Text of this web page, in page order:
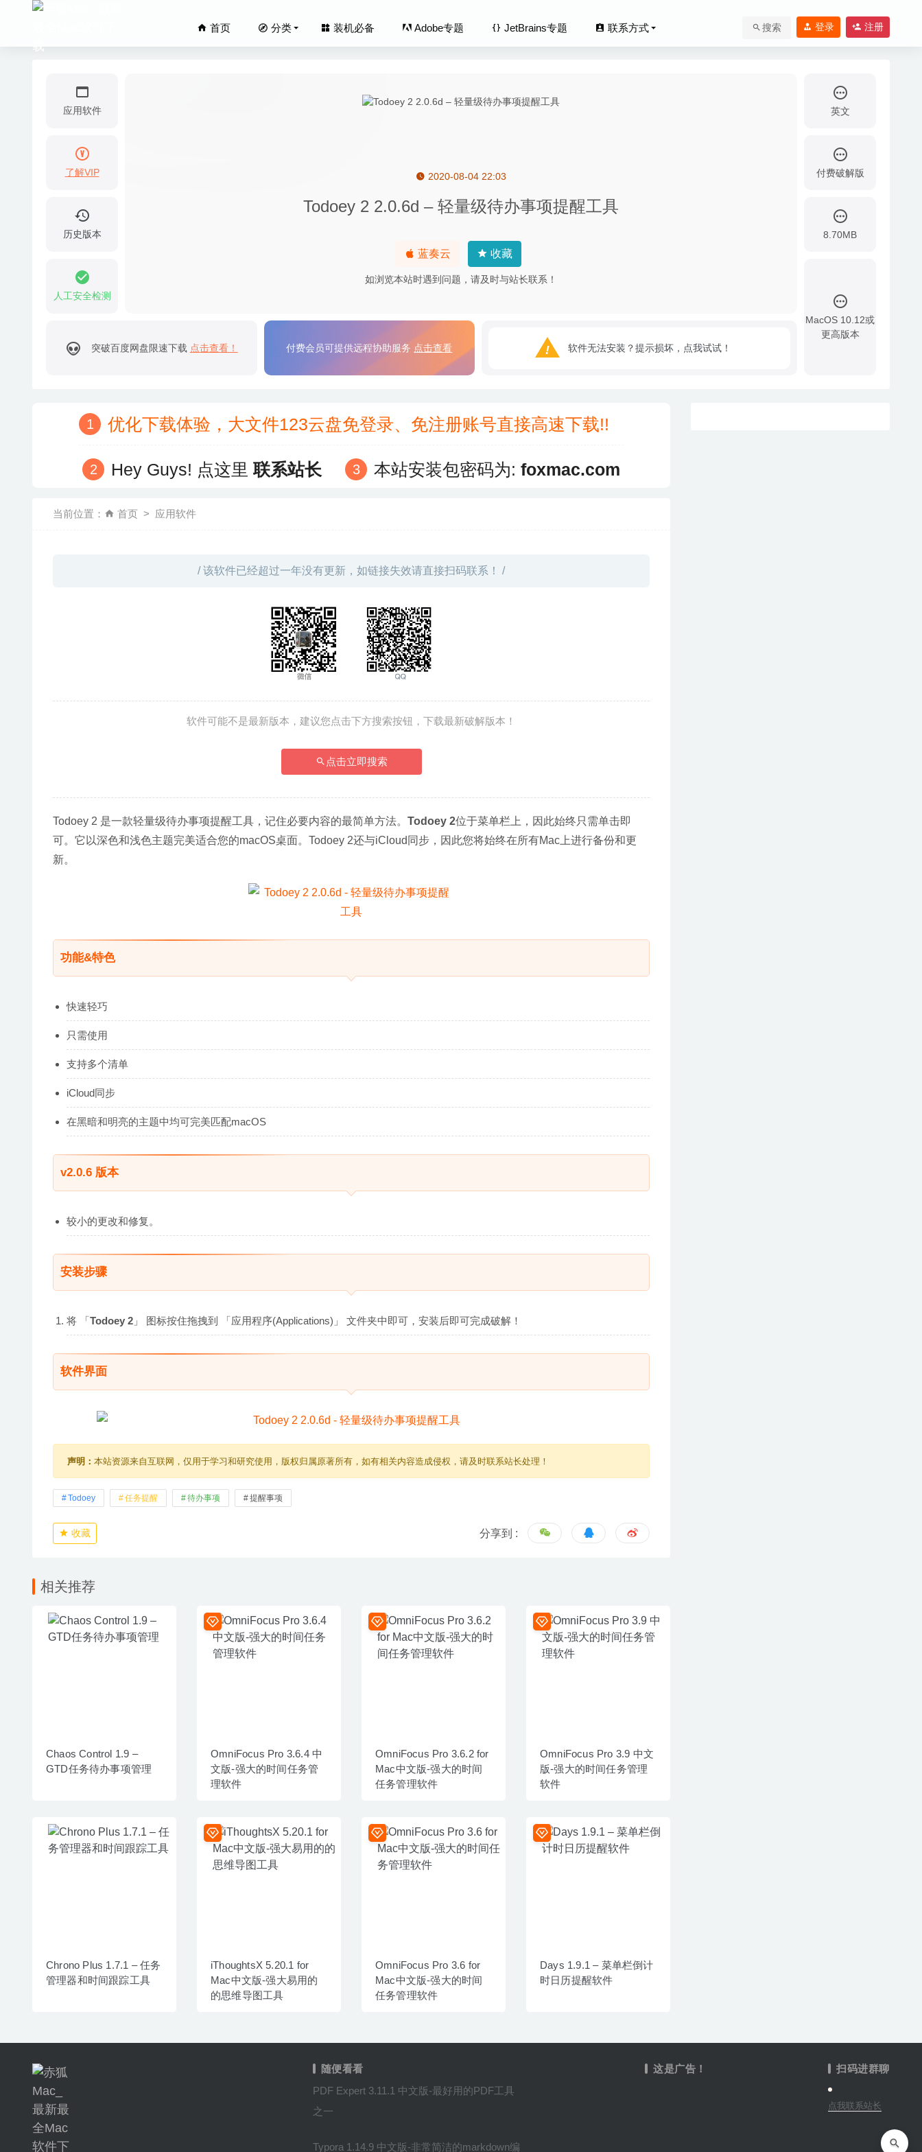
首页 分类 装机必备 Adobe专题 JetBrains专题 联系方式 搜索 登录 注册
应用软件
了解VIP
历史版本
人工安全检测
2020-08-04 22:03
Todoey 2 2.0.6d – 轻量级待办事项提醒工具
蓝奏云 收藏
如浏览本站时遇到问题，请及时与站长联系！
英文
付费破解版
8.70MB
MacOS 10.12或
更高版本
突破百度网盘限速下载 点击查看！ 付费会员可提供远程协助服务 点击查看 软件无法安装？提示损坏，点我试试！
优化下载体验，大文件123云盘免登录、免注册账号直接高速下载!!
Hey Guys! 点这里联系站长 本站安装包密码为: foxmac.com
当前位置： 首页 应用软件
/ 该软件已经超过一年没有更新，如链接失效请直接扫码联系！ /
软件可能不是最新版本，建议您点击下方搜索按钮，下载最新破解版本！
点击立即搜索
Todoey 2 是一款轻量级待办事项提醒工具，记住必要内容的最简单方法。 Todoey 2位于菜单栏上，因此始终只需单击即
可。它以深色和浅色主题完美适合您的macOS桌面。Todoey 2还与iCloud同步，因此您将始终在所有Mac上进行备份和更
新。
功能&特色
快速轻巧
只需使用
支持多个清单
iCloud同步
在黑暗和明亮的主题中均可完美匹配macOS
v2.0.6 版本
较小的更改和修复。
安装步骤
将 「Todoey 2 」 图标按住拖拽到 「应用程序(Applications)」 文件夹中即可，安装后即可完成破解！
软件界面
声明： 本站资源来自互联网，仅用于学习和研究使用，版权归属原著所有，如有相关内容造成侵权，请及时联系站长处理！
Todoey 任务提醒 待办事项 提醒事项
收藏 分享到 :
相关推荐
Chaos Control 1.9 –
GTD任务待办事项管理
OmniFocus Pro 3.6.4 中
文版-强大的时间任务管
理软件
OmniFocus Pro 3.6.2 for
Mac中文版-强大的时间
任务管理软件
OmniFocus Pro 3.9 中文
版-强大的时间任务管理
软件
Chrono Plus 1.7.1 – 任务
管理器和时间跟踪工具
iThoughtsX 5.20.1 for
Mac中文版-强大易用的
的思维导图工具
OmniFocus Pro 3.6 for
Mac中文版-强大的时间
任务管理软件
Days 1.9.1 – 菜单栏倒计
时日历提醒软件
随便看看
PDF Expert 3.11.1 中文版-最好用的PDF工具
之一
Typora 1.14.9 中文版-非常简洁的markdown编
这是广告！ 扫码进群聊
点我联系站长
漫漫长夜The Long Dark 2.39 中文版-第一人称探索生存模拟游戏 2025-01-02
Amadeus Pro 2.8.0 (2408) for Mac中文版-多音轨音频编辑器
Beyond Compare 4.3.6 (25063) 中文版-专业级文件对比神器